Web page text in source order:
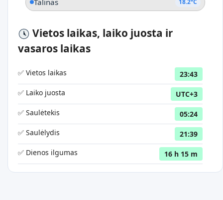
Talinas 18.2°C
Vietos laikas, laiko juosta ir
vasaros laikas
✅ Vietos laikas
23:43
✅ Laiko juosta
UTC+3
✅ Saulėtekis
05:24
✅ Saulėlydis
21:39
✅ Dienos ilgumas
16 h 15 m